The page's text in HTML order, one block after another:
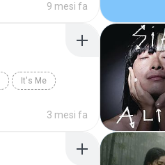
9 mesi fa
It′s Me
3 mesi fa